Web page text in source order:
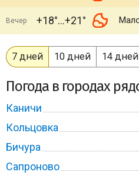
Вечер +18° +21°
7 дней 10 дней 14 дней
Погода в городах
Каничи
Кольцовка
Бичура
Сапроново